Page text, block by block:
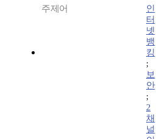
주제어
인
터
넷
뱅
킹
;
보
안
;
2
채
널